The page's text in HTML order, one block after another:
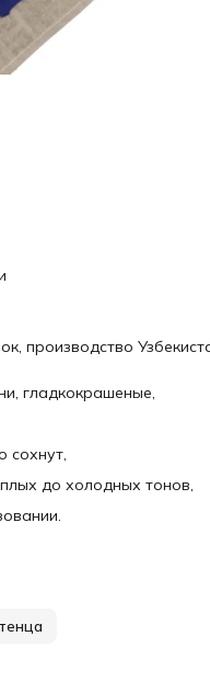
производство
гладкокрашеные,
сохнут,
до холодных тонов,